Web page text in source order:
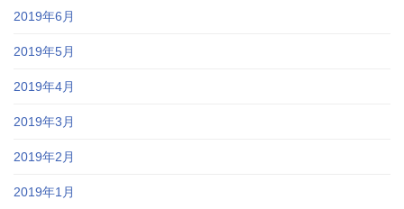
2019年6月
2019年5月
2019年4月
2019年3月
2019年2月
2019年1月